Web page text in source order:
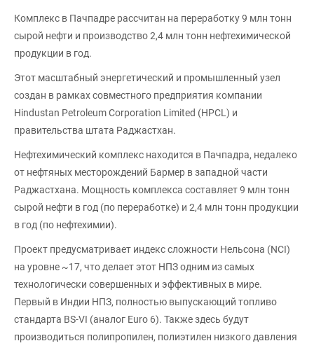
Комплекс в Пачпадре рассчитан на переработку 9 млн тонн
сырой нефти и производство 2,4 млн тонн нефтехимической
продукции в год.
Этот масштабный энергетический и промышленный узел
создан в рамках совместного предприятия компании
Hindustan Petroleum Corporation Limited (HPCL) и
правительства штата Раджастхан.
Нефтехимический комплекс находится в Пачпадра, недалеко
от нефтяных месторождений Бармер в западной части
Раджастхана. Мощность комплекса составляет 9 млн тонн
сырой нефти в год (по переработке) и 2,4 млн тонн продукции
в год (по нефтехимии).
Проект предусматривает индекс сложности Нельсона (NCI)
на уровне ~17, что делает этот НПЗ одним из самых
технологически совершенных и эффективных в мире.
Первый в Индии НПЗ, полностью выпускающий топливо
стандарта BS-VI (аналог Euro 6). Также здесь будут
производиться полипропилен, полиэтилен низкого давления